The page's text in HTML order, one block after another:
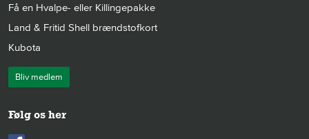
Få en Hvalpe- eller Killingepakke
Land & Fritid Shell brændstofkort
Kubota
Bliv medlem
Følg os her